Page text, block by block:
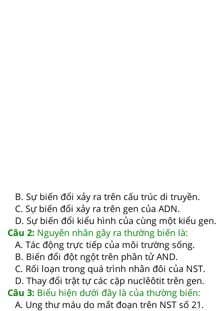
B. Sự biến đổi xảy ra trên cấu trúc di truyền.
C. Sự biến đổi xảy ra trên gen của ADN.
D. Sự biến đổi kiểu hình của cùng một kiểu gen.
Câu 2: Nguyên nhân gây ra thường biến là:
A. Tác động trực tiếp của môi trường sống.
B. Biến đổi đột ngột trên phân tử AND.
C. Rối loạn trong quá trình nhân đôi của NST.
D. Thay đổi trật tự các cặp nuclêôtit trên gen.
Câu 3: Biểu hiện dưới đây là của thường biến:
A. Ung thư máu do mất đoạn trên NST số 21.